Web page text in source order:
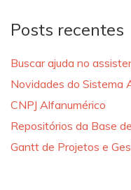
Posts recentes
Buscar ajuda no
Novidades do Sistema
CNPJ Alfanumérico
Repositórios da Base
Gantt de Projetos e